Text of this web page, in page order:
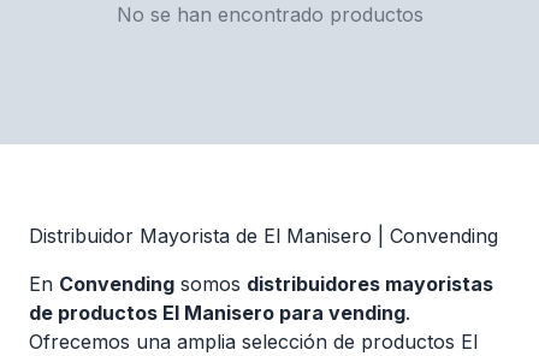
No se han encontrado productos
Distribuidor Mayorista de El Manisero | Convending
En Convending somos distribuidores mayoristas
de productos El Manisero para vending.
Ofrecemos una amplia selección de productos El